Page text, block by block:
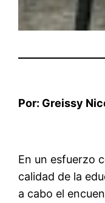
Por: Greissy
En un esfuerzo
calidad de la
a cabo el